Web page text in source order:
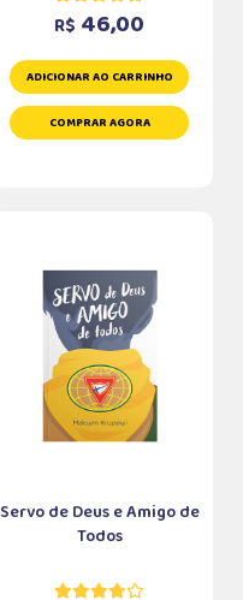
R$ 46,00
ADICIONAR AO CARRINHO
COMPRAR AGORA
Servo de Deus e Amigo de
Todos